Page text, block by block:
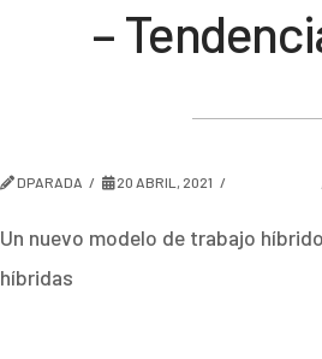
–
DPARADA 20 ABRIL, 2021
Un nuevo modelo de trabajo
híbridas